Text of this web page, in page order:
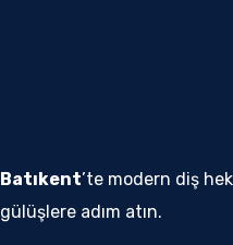
Batıkent’te modern diş
gülüşlere adım atın.